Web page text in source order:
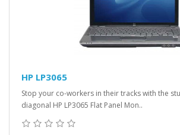
HP LP3065
Stop your co-workers in their tracks with the
diagonal HP LP3065 Flat Panel Mon..